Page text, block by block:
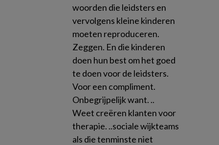
woorden die leidsters en
vervolgens kleine kinderen
moeten reproduceren.
Zeggen. En die kinderen
doen hun best om het goed
te doen voor de leidsters.
Voor een compliment.
Onbegrijpelijk want. ..
Weet creëren klanten voor
therapie. ..sociale wijkteams
als die tenminste niet